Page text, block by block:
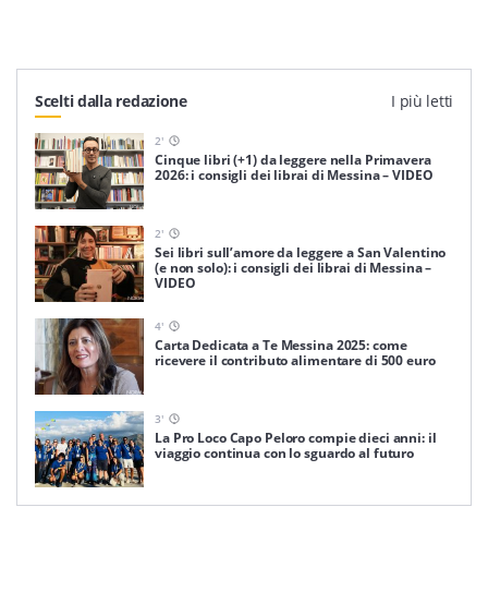
Scelti dalla redazione I più letti
2'
Cinque libri (+1) da leggere nella Primavera
2026: i consigli dei librai di Messina – VIDEO
2'
Sei libri sull’amore da leggere a San Valentino
(e non solo): i consigli dei librai di Messina –
VIDEO
4'
Carta Dedicata a Te Messina 2025: come
ricevere il contributo alimentare di 500 euro
3'
La Pro Loco Capo Peloro compie dieci anni: il
viaggio continua con lo sguardo al futuro